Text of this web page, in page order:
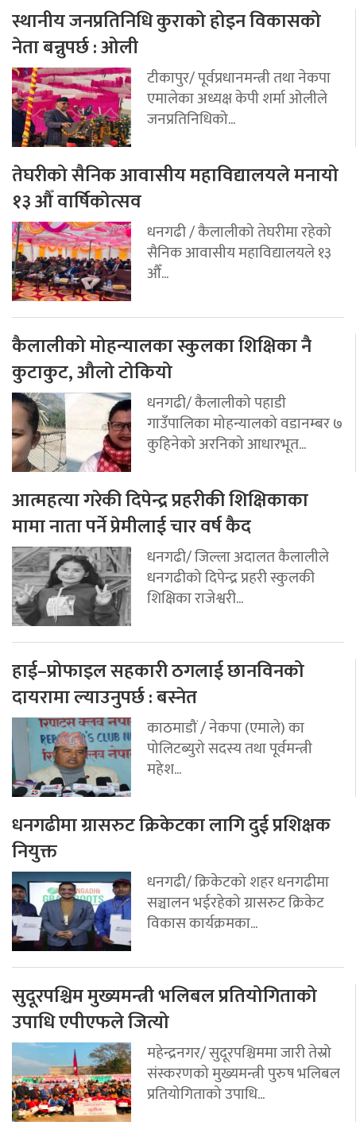
स्थानीय जनप्रतिनिधि कुराको होइन विकासको
नेता बन्नुपर्छ : ओली
टीकापुर/ पूर्वप्रधानमन्त्री तथा नेकपा
एमालेका अध्यक्ष केपी शर्मा ओलीले
जनप्रतिनिधिको...
तेघरीको सैनिक आवासीय महाविद्यालयले मनायो
१३ औँ वार्षिकोत्सव
धनगढी / कैलालीको तेघरीमा रहेको
सैनिक आवासीय महाविद्यालयले १३
औँ...
कैलालीको मोहन्यालका स्कुलका शिक्षिका नै
कुटाकुट, औलो टोकियो
धनगढी/ कैलालीको पहाडी
गाउँपालिका मोहन्यालको वडानम्बर ७
कुहिनेको अरनिको आधारभूत...
आत्महत्या गरेकी दिपेन्द्र प्रहरीकी शिक्षिकाका
मामा नाता पर्ने प्रेमीलाई चार वर्ष कैद
धनगढी/ जिल्ला अदालत कैलालीले
धनगढीको दिपेन्द्र प्रहरी स्कुलकी
शिक्षिका राजेश्वरी...
हाई–प्रोफाइल सहकारी ठगलाई छानविनको
दायरामा ल्याउनुपर्छ : बस्नेत
काठमाडौं / नेकपा (एमाले) का
पोलिटब्युरो सदस्य तथा पूर्वमन्त्री
महेश...
धनगढीमा ग्रासरुट क्रिकेटका लागि दुई प्रशिक्षक
नियुक्त
धनगढी/ क्रिकेटको शहर धनगढीमा
सञ्चालन भईरहेको ग्रासरुट क्रिकेट
विकास कार्यक्रमका...
सुदूरपश्चिम मुख्यमन्त्री भलिबल प्रतियोगिताको
उपाधि एपीएफले जित्यो
महेन्द्रनगर/ सुदूरपश्चिममा जारी तेस्रो
संस्करणको मुख्यमन्त्री पुरुष भलिबल
प्रतियोगिताको उपाधि...